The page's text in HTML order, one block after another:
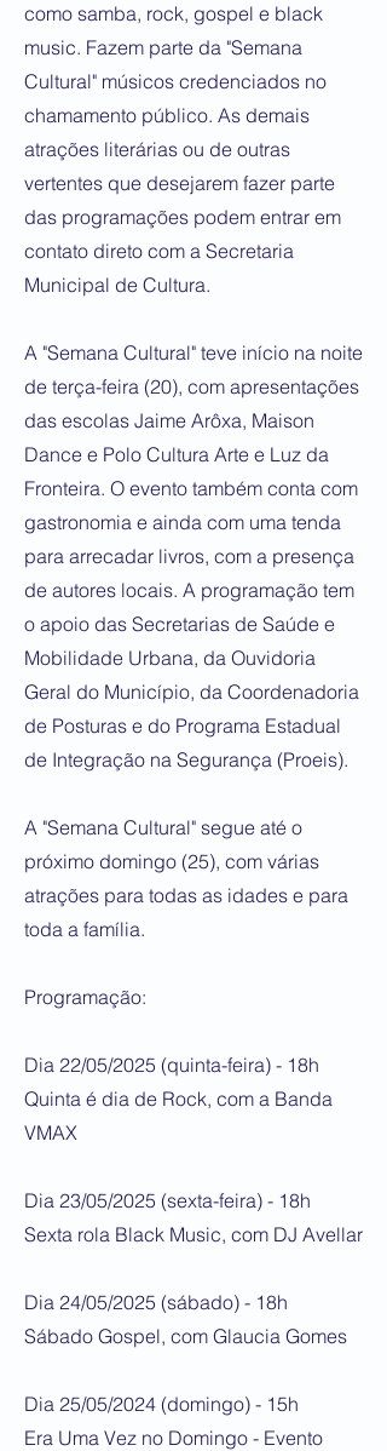
como samba, rock, gospel e black
music. Fazem parte da "Semana
Cultural" músicos credenciados no
chamamento público. As demais
atrações literárias ou de outras
vertentes que desejarem fazer parte
das programações podem entrar em
contato direto com a Secretaria
Municipal de Cultura.
A "Semana Cultural" teve início na noite
de terça-feira (20), com apresentações
das escolas Jaime Arôxa, Maison
Dance e Polo Cultura Arte e Luz da
Fronteira. O evento também conta com
gastronomia e ainda com uma tenda
para arrecadar livros, com a presença
de autores locais. A programação tem
o apoio das Secretarias de Saúde e
Mobilidade Urbana, da Ouvidoria
Geral do Município, da Coordenadoria
de Posturas e do Programa Estadual
de Integração na Segurança (Proeis).
A "Semana Cultural" segue até o
próximo domingo (25), com várias
atrações para todas as idades e para
toda a família.
Programação:
Dia 22/05/2025 (quinta-feira) - 18h
Quinta é dia de Rock, com a Banda
VMAX
Dia 23/05/2025 (sexta-feira) - 18h
Sexta rola Black Music, com DJ Avellar
Dia 24/05/2025 (sábado) - 18h
Sábado Gospel, com Glaucia Gomes
Dia 25/05/2024 (domingo) - 15h
Era Uma Vez no Domingo - Evento